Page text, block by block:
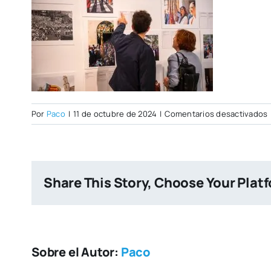
Por Paco | 11 de octubre de 2024 | Comentarios desactivadosen
2
Share This Story, Choose Your
Sobre el Autor: Paco